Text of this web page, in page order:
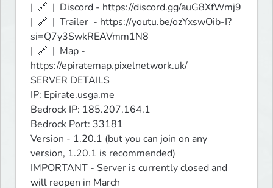
|  🔗﻿  |  Discord - https://discord.gg/auG8XfWmj9
|  🔗 ﻿ |  Trailer  - https://youtu.be/ozYxswOib-I?
si=Q7y3SwkREAVmm1N8
|  🔗 ﻿ |  Map -
https://epiratemap.pixelnetwork.uk/
SERVER DETAILS
IP: Epirate.usga.me
Bedrock IP: 185.207.164.1
Bedrock Port: 33181
Version - 1.20.1 (but you can join on any
version, 1.20.1 is recommended)
IMPORTANT - Server is currently closed and
will reopen in March